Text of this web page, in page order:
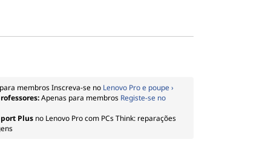
membros Inscreva-se no Lenovo Pro e poupe ›
Apenas para membros Registe-se no
Plus no Lenovo Pro com PCs Think: reparações